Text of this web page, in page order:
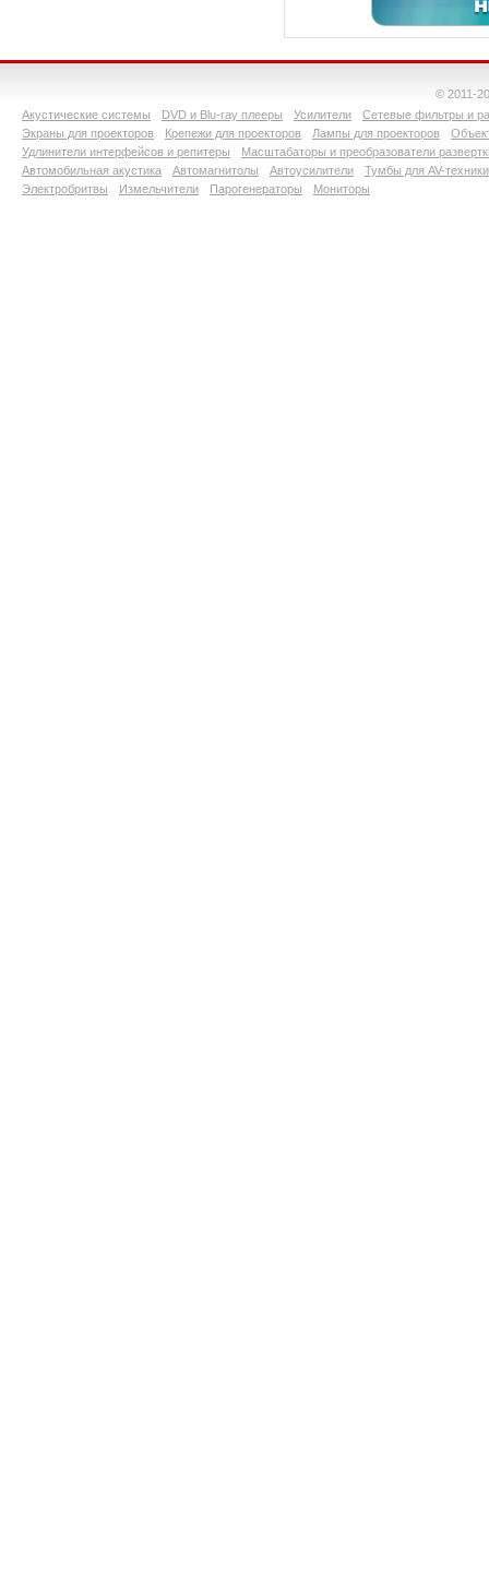
© 2011-
Акустические системы
DVD и Blu-ray плееры Усилители
Сетевые фильтры и
Экраны для проекторов
Крепежи для проекторов Лампы для проекторов
Удлинители интерфейсов и репитеры
Масштабаторы и преобразователи
Автомобильная акустика
Автомагнитолы Автоусилители
Тумбы для AV-техники
Электробритвы
Измельчители Парогенераторы Мониторы